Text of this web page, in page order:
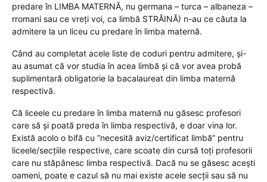
predare în LIMBA MATERNĂ, nu germana – turca – albaneza –
rromani sau ce vreți voi, ca limbă STRĂINĂ) n-au ce căuta la
admitere la un liceu cu predare în limba maternă.
Când au completat acele liste de coduri pentru admitere, și-
au asumat că vor studia în acea limbă și că vor avea probă
suplimentară obligatorie la bacalaureat din limba maternă
respectivă.
Că liceele cu predare în limba maternă nu găsesc profesori
care să și poată preda în limba respectivă, e doar vina lor.
Există acolo o bifă cu ”necesită aviz/certificat limbă” pentru
liceele/secțiile respective, care scoate din cursă toți profesorii
care nu stăpânesc limba respectivă. Dacă nu se găsesc acești
oameni, poate e cazul să nu mai existe acele secții sau să nu